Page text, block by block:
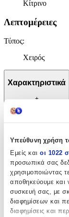
Υπεύθυνη χρήση
Εμείς και οι 1022
προσωπικά σας
χρησιμοποιώντας
αποθηκεύουμε και
συσκευή σας, με
διαφημίσεων και
διαφημίσεις και
Κίτρινο
Λεπτομέρειες
Τύπος:
Χειρός
Χαρακτηριστικά
+
Κατασκευαστής:
Excite-Fashion
Βασικά
Υλικό:
Ατσάλι